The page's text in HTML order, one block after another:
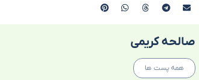
صالحه کریمی
همه پست ها